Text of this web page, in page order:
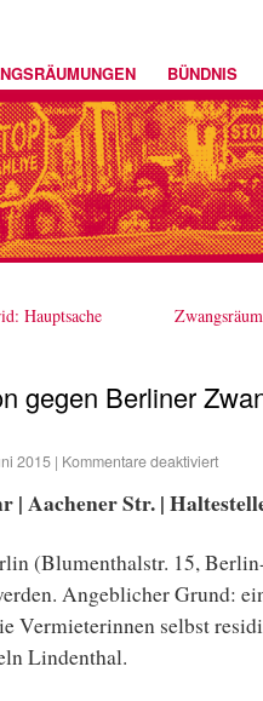
BÜNDNIS
Hauptsache
gegen Berliner
2015 | Kommentare deaktiviert
| Aachener Str. |
(Blumenthalstr. 15,
Angeblicher Grund:
Vermieterinnen selbst
Lindenthal.